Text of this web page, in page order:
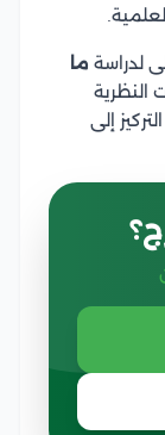
لدراسة ما
النظرية
إلى